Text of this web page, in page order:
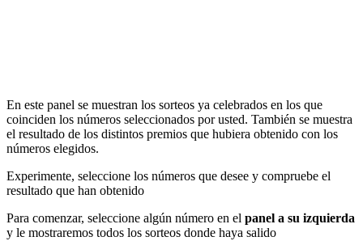
En este panel se muestran los sorteos ya celebrados en los que
coinciden los números seleccionados por usted. También se muestra
el resultado de los distintos premios que hubiera obtenido con los
números elegidos.
Experimente, seleccione los números que desee y compruebe el
resultado que han obtenido
Para comenzar, seleccione algún número en el panel a su izquierda
y le mostraremos todos los sorteos donde haya salido